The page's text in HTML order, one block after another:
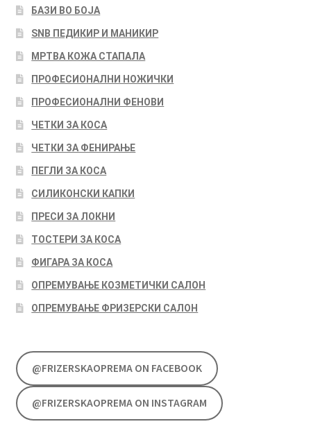
БАЗИ ВО БОЈА
SNB ПЕДИКИР И МАНИКИР
МРТВА КОЖА СТАПАЛА
ПРОФЕСИОНАЛНИ НОЖИЧКИ
ПРОФЕСИОНАЛНИ ФЕНОВИ
ЧЕТКИ ЗА КОСА
ЧЕТКИ ЗА ФЕНИРАЊЕ
ПЕГЛИ ЗА КОСА
СИЛИКОНСКИ КАПКИ
ПРЕСИ ЗА ЛОКНИ
ТОСТЕРИ ЗА КОСА
ФИГАРА ЗА КОСА
ОПРЕМУВАЊЕ КОЗМЕТИЧКИ САЛОН
ОПРЕМУВАЊЕ ФРИЗЕРСКИ САЛОН
@FRIZERSKAOPREMA ON FACEBOOK
@FRIZERSKAOPREMA ON INSTAGRAM